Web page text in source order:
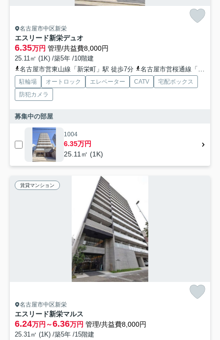
名古屋市中区新栄
エスリード新栄デュオ
6.35万円 管理/共益費8,000円
25.11㎡ (1K) /築5年 /10階建
名古屋市営東山線「新栄町」駅 徒歩7分
名古屋市営桜通線「車道」駅 徒歩14分
駐輪場 オートロック エレベーター CATV
宅配ボックス
防犯カメラ
募集中の部屋
1004
6.35万円
25.11㎡ (1K)
賃貸マンション
名古屋市中区新栄
エスリード新栄マルス
6.24万円～6.36万円 管理/共益費8,000円
25.31㎡ (1K) /築5年 /15階建